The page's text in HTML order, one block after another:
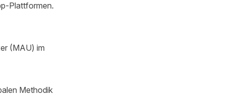
Plattformen.
(MAU) im
Methodik